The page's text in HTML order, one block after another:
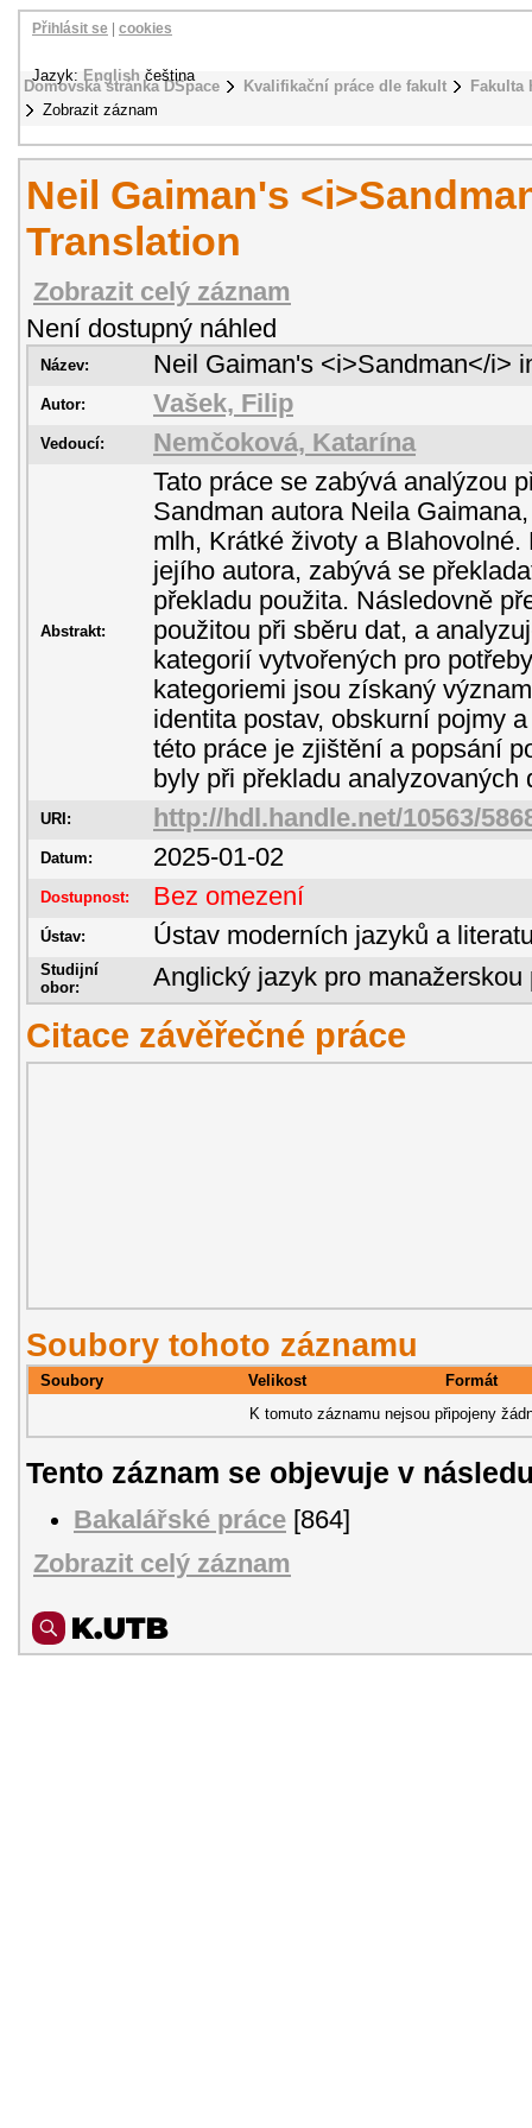
Domovská stránka DSpace Kvalifikační práce dle fakult
Zobrazit záznam
Přihlásit se cookies
Jazyk: English čeština
Neil Gaiman's
Translation
Zobrazit celý záznam
Není dostupný náhled
Název: Neil Gaiman's <i>Sandman</i>
Autor: Vašek, Filip
Vedoucí: Nemčoková, Katarína
Abstrakt:
Tato práce se zabývá analýzou
Sandman autora Neila
mlh, Krátké životy a
jejího autora, zabývá se
překladu použita. Následovně
použitou při sběru dat, a
kategorií vytvořených pro
kategoriemi jsou získaný
identita postav, obskurní pojmy
této práce je zjištění a popsání
byly při překladu analyzovaných
URI: http://hdl.handle.net/10563/
Datum: 2025-01-02
Dostupnost: Bez omezení
Ústav: Ústav moderních jazyků a
Studijní
obor:
Anglický jazyk pro manažerskou
Citace závěřečné práce
Soubory tohoto záznamu
Soubory Velikost
Formát
K tomuto záznamu nejsou připojeny
Tento záznam se objevuje v
Bakalářské práce [864]
Zobrazit celý záznam